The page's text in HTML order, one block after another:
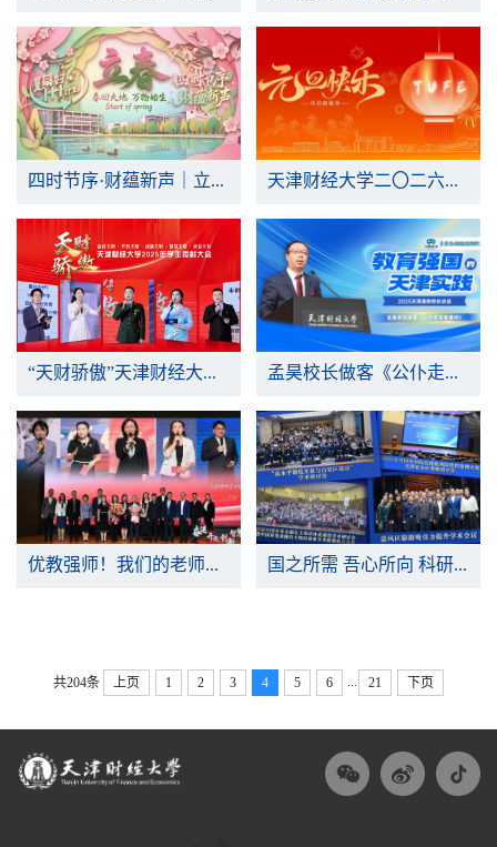
四时节序·财蕴新声｜立启新程 财智逐春 天津财经大学二〇二六年新年贺词
“天财骄傲”天津财经大学2025年学生表彰大会顺利举行 孟昊校长做客《公仆走进直播间》 畅谈教育强国的天财实践
优教强师！我们的老师承包高光!!! 国之所需 吾心所向 科研攻坚 就是最好的回答
共204条 上页 1 2 3 4 5 6 21 下页